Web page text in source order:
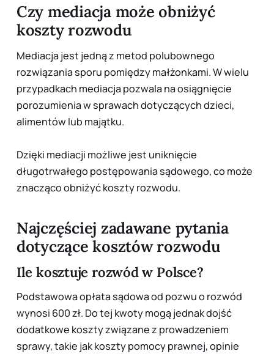
Czy mediacja może obniżyć
koszty rozwodu
Mediacja jest jedną z metod polubownego
rozwiązania sporu pomiędzy małżonkami. W wielu
przypadkach mediacja pozwala na osiągnięcie
porozumienia w sprawach dotyczących dzieci,
alimentów lub majątku.
Dzięki mediacji możliwe jest uniknięcie
długotrwałego postępowania sądowego, co może
znacząco obniżyć koszty rozwodu.
Najczęściej zadawane pytania
dotyczące kosztów rozwodu
Ile kosztuje rozwód w Polsce?
Podstawowa opłata sądowa od pozwu o rozwód
wynosi 600 zł. Do tej kwoty mogą jednak dojść
dodatkowe koszty związane z prowadzeniem
sprawy, takie jak koszty pomocy prawnej, opinie